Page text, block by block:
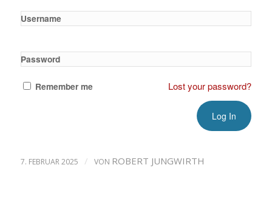
Username
Password
Remember me Lost your password?
7. FEBRUAR 2025 / VON ROBERT JUNGWIRTH